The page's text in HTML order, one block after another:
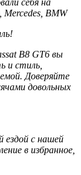
BMW
B8 GT6 вы
и стиль,
Доверяйте
довольных
ездой с нашей
в избранное,